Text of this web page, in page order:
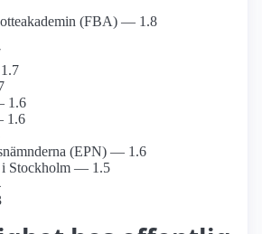
(FBA) — 1.8
1.6
1.6
(EPN) — 1.6
i Stockholm — 1.5